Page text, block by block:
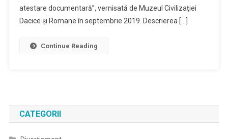
atestare documentară”, vernisată de Muzeul Civilizaţiei
Dacice şi Romane în septembrie 2019. Descrierea […]
Continue Reading
CATEGORII